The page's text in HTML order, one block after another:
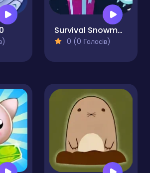
Survival Snowman
0 (0 Голосів)